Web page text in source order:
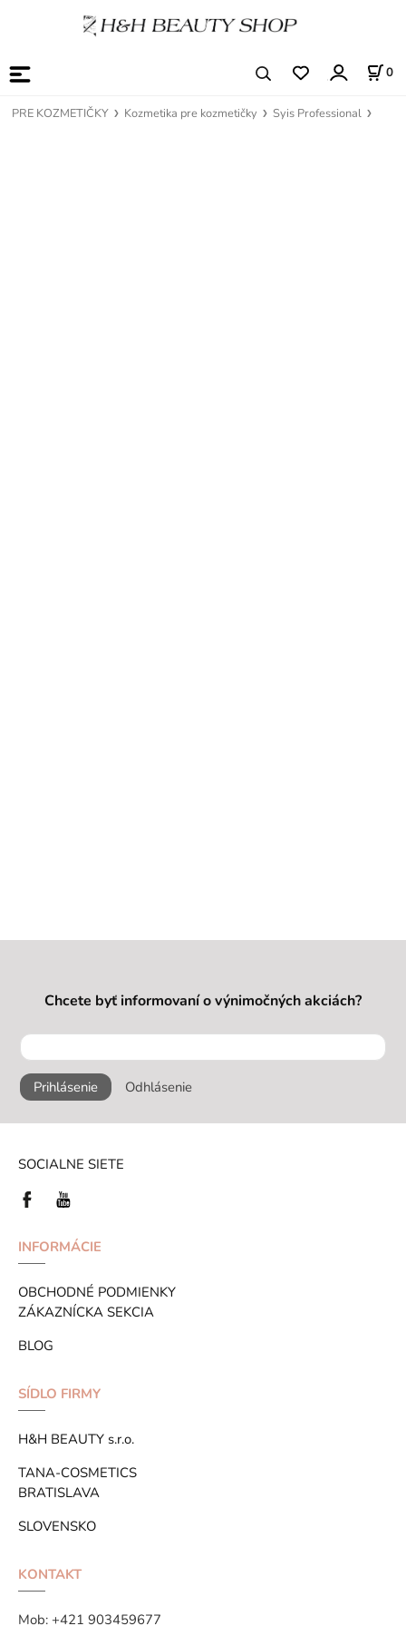
0
PRE KOZMETIČKY Kozmetika pre kozmetičky Syis Professional
Chcete byť informovaní o výnimočných akciách?
Prihlásenie Odhlásenie
SOCIALNE SIETE
INFORMÁCIE
OBCHODNÉ PODMIENKY
ZÁKAZNÍCKA SEKCIA
BLOG
SÍDLO FIRMY
H&H BEAUTY s.r.o.
TANA-COSMETICS
BRATISLAVA
SLOVENSKO
KONTAKT
Mob: +421 903459677